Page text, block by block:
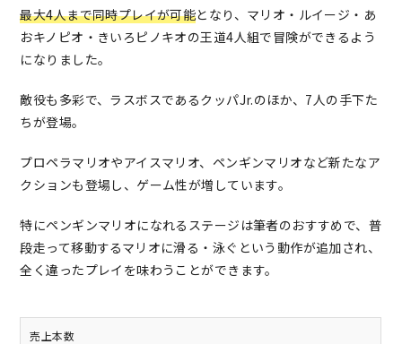
最大4人まで同時プレイが可能となり、マリオ・ルイージ・あ
おキノピオ・きいろピノキオの王道4人組で冒険ができるよう
になりました。
敵役も多彩で、ラスボスであるクッパJr.のほか、7人の手下た
ちが登場。
プロペラマリオやアイスマリオ、ペンギンマリオなど新たなア
クションも登場し、ゲーム性が増しています。
特にペンギンマリオになれるステージは筆者のおすすめで、普
段走って移動するマリオに滑る・泳ぐという動作が追加され、
全く違ったプレイを味わうことができます。
売上本数